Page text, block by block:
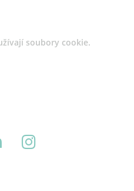
soubory cookie.